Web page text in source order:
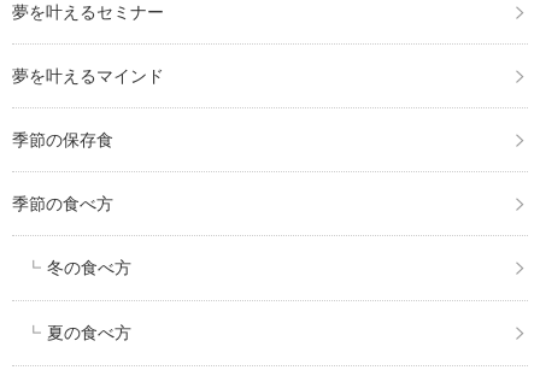
夢を叶えるセミナー
夢を叶えるマインド
季節の保存食
季節の食べ方
冬の食べ方
夏の食べ方